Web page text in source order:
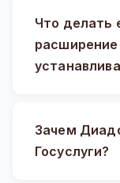
Что делать
Зачем
Госуслуги?